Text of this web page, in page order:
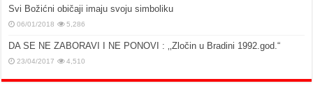
Svi Božićni običaji imaju svoju simboliku
06/01/2018 5,286
DA SE NE ZABORAVI I NE PONOVI : ‚‚Zločin u Bradini 1992.god.“
23/04/2017 4,510